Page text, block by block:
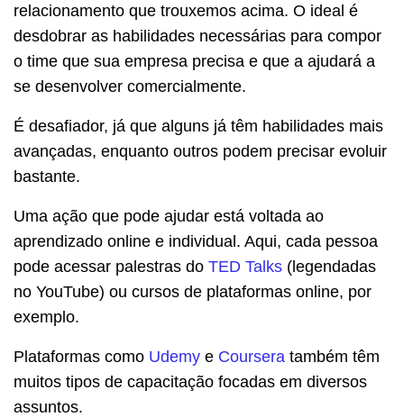
relacionamento que trouxemos acima. O ideal é
desdobrar as habilidades necessárias para compor
o time que sua empresa precisa e que a ajudará a
se desenvolver comercialmente.
É desafiador, já que alguns já têm habilidades mais
avançadas, enquanto outros podem precisar evoluir
bastante.
Uma ação que pode ajudar está voltada ao
aprendizado online e individual. Aqui, cada pessoa
pode acessar palestras do TED Talks (legendadas
no YouTube) ou cursos de plataformas online, por
exemplo.
Plataformas como Udemy e Coursera também têm
muitos tipos de capacitação focadas em diversos
assuntos.